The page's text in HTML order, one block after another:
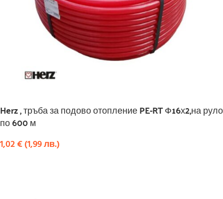
Herz , тръба за подово отопление PE-RT Ф16х2,на руло
по 600 м
1,02€(1,99лв.)